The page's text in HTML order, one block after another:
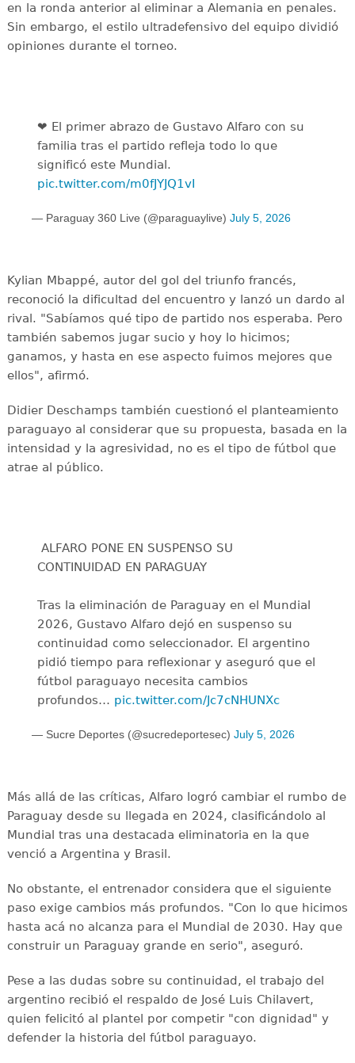
en la ronda anterior al eliminar a Alemania en penales.
Sin embargo, el estilo ultradefensivo del equipo dividió
opiniones durante el torneo.
❤️ El primer abrazo de Gustavo Alfaro con su
familia tras el partido refleja todo lo que
significó este Mundial.
pic.twitter.com/m0fJYJQ1vI
— Paraguay 360 Live (@paraguaylive) July 5, 2026
Kylian Mbappé, autor del gol del triunfo francés,
reconoció la dificultad del encuentro y lanzó un dardo al
rival. "Sabíamos qué tipo de partido nos esperaba. Pero
también sabemos jugar sucio y hoy lo hicimos;
ganamos, y hasta en ese aspecto fuimos mejores que
ellos", afirmó.
Didier Deschamps también cuestionó el planteamiento
paraguayo al considerar que su propuesta, basada en la
intensidad y la agresividad, no es el tipo de fútbol que
atrae al público.
‍ ALFARO PONE EN SUSPENSO SU
CONTINUIDAD EN PARAGUAY
Tras la eliminación de Paraguay en el Mundial
2026, Gustavo Alfaro dejó en suspenso su
continuidad como seleccionador. El argentino
pidió tiempo para reflexionar y aseguró que el
fútbol paraguayo necesita cambios
profundos… pic.twitter.com/Jc7cNHUNXc
— Sucre Deportes (@sucredeportesec) July 5, 2026
Más allá de las críticas, Alfaro logró cambiar el rumbo de
Paraguay desde su llegada en 2024, clasificándolo al
Mundial tras una destacada eliminatoria en la que
venció a Argentina y Brasil.
No obstante, el entrenador considera que el siguiente
paso exige cambios más profundos. "Con lo que hicimos
hasta acá no alcanza para el Mundial de 2030. Hay que
construir un Paraguay grande en serio", aseguró.
Pese a las dudas sobre su continuidad, el trabajo del
argentino recibió el respaldo de José Luis Chilavert,
quien felicitó al plantel por competir "con dignidad" y
defender la historia del fútbol paraguayo.